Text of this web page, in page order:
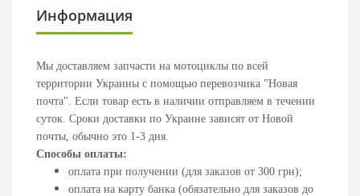
Информация
Мы доставляем запчасти на мотоциклы по всей
территории Украины с помощью перевозчика "Новая
почта". Если товар есть в наличии отправляем в течении
суток. Сроки доставки по Украине зависят от Новой
почты, обычно это 1-3 дня.
Способы оплаты:
оплата при получении (для заказов от 300 грн);
оплата на карту банка (обязательно для заказов до